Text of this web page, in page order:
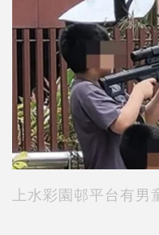
上水彩園邨平台有